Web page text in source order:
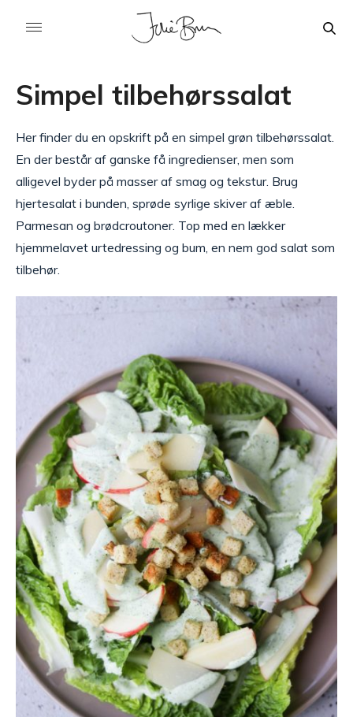
Simpel tilbehørssalat
Her finder du en opskrift på en simpel grøn tilbehørssalat.
En der består af ganske få ingredienser, men som
alligevel byder på masser af smag og tekstur. Brug
hjertesalat i bunden, sprøde syrlige skiver af æble.
Parmesan og brødcroutoner. Top med en lækker
hjemmelavet urtedressing og bum, en nem god salat som
tilbehør.